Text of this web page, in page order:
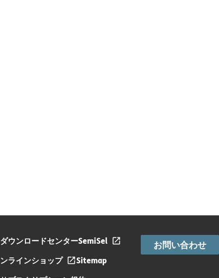
ダウンロードセンターSemiSel
ンラインショップ
Sitemap
お問い合わせ